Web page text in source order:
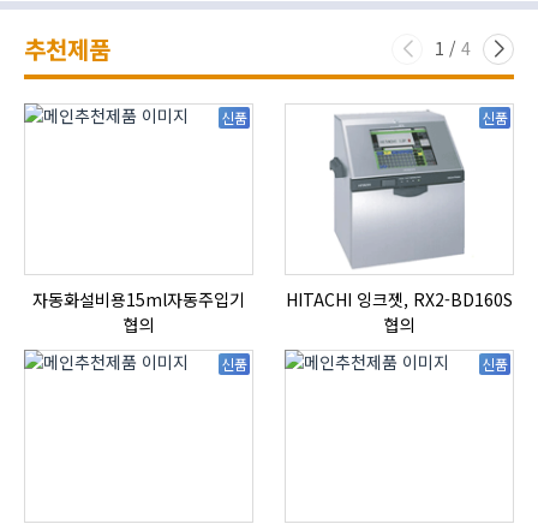
추천제품 1 / 4
신품
자동화설비용15ml자동주입기
협의
신품
HITACHI 잉크젯, RX2-BD160S
협의
신품 신품